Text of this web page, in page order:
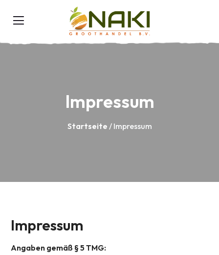
Impressum
Startseite / Impressum
Impressum
Angaben gemäß § 5 TMG: